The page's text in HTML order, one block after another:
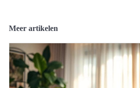
Meer artikelen